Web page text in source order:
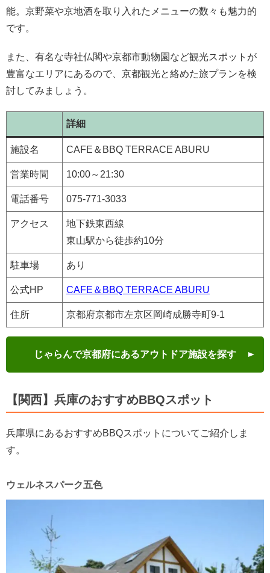
能。京野菜や京地酒を取り入れたメニューの数々も魅力的
です。
また、有名な寺社仏閣や京都市動物園など観光スポットが
豊富なエリアにあるので、京都観光と絡めた旅プランを検
討してみましょう。
詳細
施設名 CAFE＆BBQ TERRACE ABURU
営業時間 10:00～21:30
電話番号 075-771-3033
アクセス
地下鉄東西線
東山駅から徒歩約10分
駐車場 あり
公式HP CAFE＆BBQ TERRACE ABURU
住所 京都府京都市左京区岡崎成勝寺町9-1
じゃらんで京都府にあるアウトドア施設を探す
【関西】兵庫のおすすめBBQスポット
兵庫県にあるおすすめBBQスポットについてご紹介しま
す。
ウェルネスパーク五色